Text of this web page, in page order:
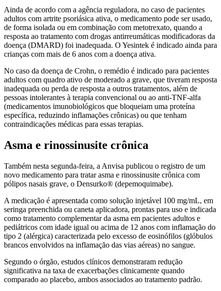
Ainda de acordo com a agência reguladora, no caso de pacientes
adultos com artrite psoriásica ativa, o medicamento pode ser usado,
de forma isolada ou em combinação com metotrexato, quando a
resposta ao tratamento com drogas antirreumáticas modificadoras da
doença (DMARD) foi inadequada. O Yesintek é indicado ainda para
crianças com mais de 6 anos com a doença ativa.
No caso da doença de Crohn, o remédio é indicado para pacientes
adultos com quadro ativo de moderado a grave, que tiveram resposta
inadequada ou perda de resposta a outros tratamentos, além de
pessoas intolerantes à terapia convencional ou ao anti-TNF-alfa
(medicamentos imunobiológicos que bloqueiam uma proteína
específica, reduzindo inflamações crônicas) ou que tenham
contraindicações médicas para essas terapias.
Asma e rinossinusite crônica
Também nesta segunda-feira, a Anvisa publicou o registro de um
novo medicamento para tratar asma e rinossinusite crônica com
pólipos nasais grave, o Densurko® (depemoquimabe).
A medicação é apresentada como solução injetável 100 mg/mL, em
seringa preenchida ou caneta aplicadora, prontas para uso e indicada
como tratamento complementar da asma em pacientes adultos e
pediátricos com idade igual ou acima de 12 anos com inflamação do
tipo 2 (alérgica) caracterizada pelo excesso de eosinófilos (glóbulos
brancos envolvidos na inflamação das vias aéreas) no sangue.
Segundo o órgão, estudos clínicos demonstraram redução
significativa na taxa de exacerbações clinicamente quando
comparado ao placebo, ambos associados ao tratamento padrão.